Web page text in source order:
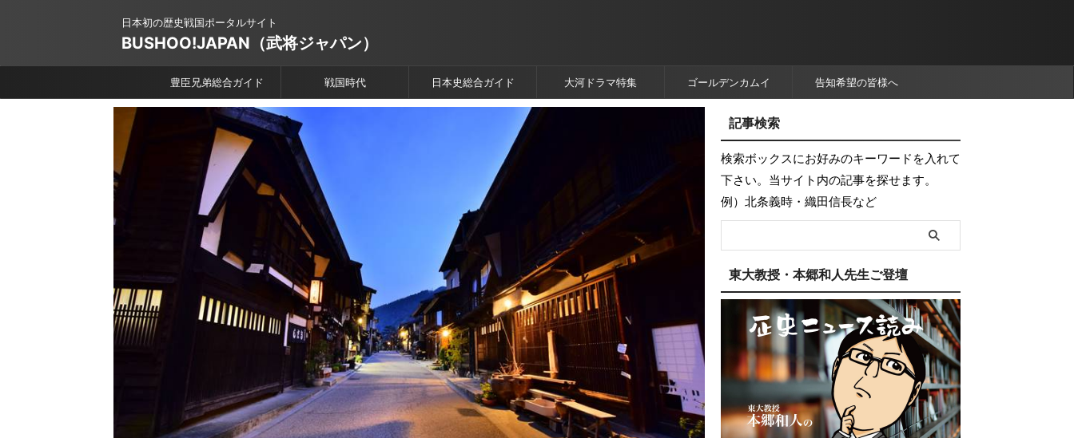
日本初の歴史戦国ポータルサイト
BUSHOO!JAPAN（武将ジャパン）
豊臣兄弟総合ガイド 戦国時代 日本史総合ガイド 大河ドラマ特集 ゴールデンカムイ 告知希望の皆様へ
記事検索
検索ボックスにお好みのキーワードを入れて
下さい。当サイト内の記事を探せます。
例）北条義時・織田信長など
東大教授・本郷和人先生ご登壇